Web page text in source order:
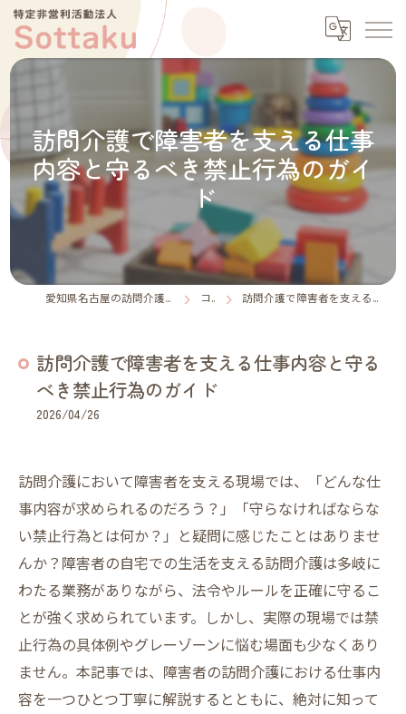
訪問介護で障害者を支える仕事
内容と守るべき禁止行為のガイ
ド
愛知県名古屋の訪問介護なら特定非営利活動法人Sottaku コラム 訪問介護で障害者を支える仕事内容と守るべき禁止行為のガイド
訪問介護で障害者を支える仕事内容と守る
べき禁止行為のガイド
2026/04/26
訪問介護において障害者を支える現場では、「どんな仕
事内容が求められるのだろう？」「守らなければならな
い禁止行為とは何か？」と疑問に感じたことはありませ
んか？障害者の自宅での生活を支える訪問介護は多岐に
わたる業務がありながら、法令やルールを正確に守るこ
とが強く求められています。しかし、実際の現場では禁
止行為の具体例やグレーゾーンに悩む場面も少なくあり
ません。本記事では、障害者の訪問介護における仕事内
容を一つひとつ丁寧に解説するとともに、絶対に知って